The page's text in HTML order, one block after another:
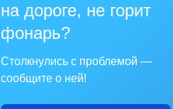
на дороге, не горит
фонарь?
Столкнулись с проблемой —
сообщите о ней!